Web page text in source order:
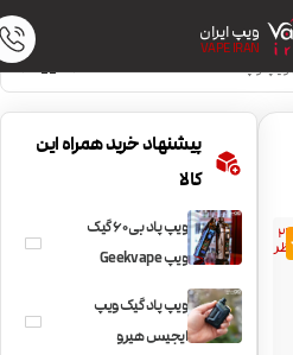
ویپ ایران
VAPE IRAN
ویپ و پاد
24
نظر
پیشنهاد خرید همراه این
کالا
ویپ پاد بی 60 گیک
ویپ Geekvape
Aegis B60
ویپ پاد گیک ویپ
ایجیس هیرو